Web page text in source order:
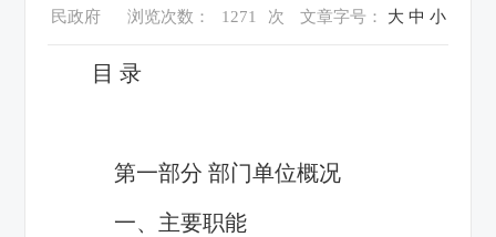
民政府
浏览次数： 1271 次 文章字号： 大 中 小
目 录
第一部分 部门单位概况
一、主要职能